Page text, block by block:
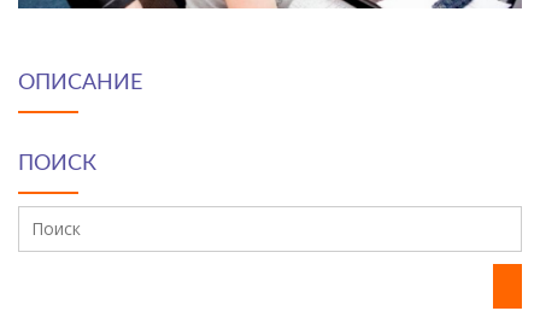
ОПИСАНИЕ
ПОИСК